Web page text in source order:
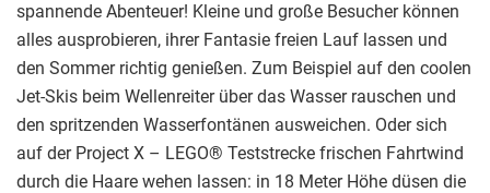
spannende Abenteuer! Kleine und große Besucher können
alles ausprobieren, ihrer Fantasie freien Lauf lassen und
den Sommer richtig genießen. Zum Beispiel auf den coolen
Jet-Skis beim Wellenreiter über das Wasser rauschen und
den spritzenden Wasserfontänen ausweichen. Oder sich
auf der Project X – LEGO® Teststrecke frischen Fahrtwind
durch die Haare wehen lassen: in 18 Meter Höhe düsen die